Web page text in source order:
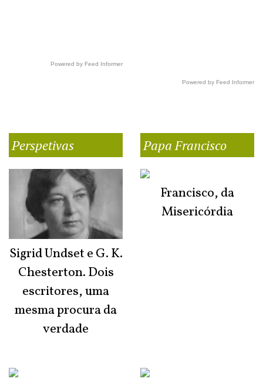
Powered by Feed Informer
Powered by Feed Informer
Perspetivas
Sigrid Undset e G. K.
Chesterton. Dois
escritores, uma
mesma procura da
verdade
Papa Francisco
Francisco, da
Misericórdia